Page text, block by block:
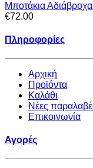
Μποτάκια
€72.00
Πληροφορίες
Αρχική
Προϊόντα
Καλάθι
Νέες
Επικοινωνία
Αγορές